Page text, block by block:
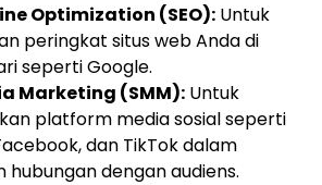
Optimization (SEO): Untuk
peringkat situs web Anda di
seperti Google.
Marketing (SMM): Untuk
platform media sosial seperti
dan TikTok dalam
hubungan dengan audiens.